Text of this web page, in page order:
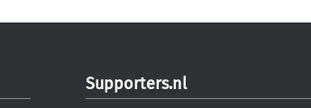
Supporters.nl